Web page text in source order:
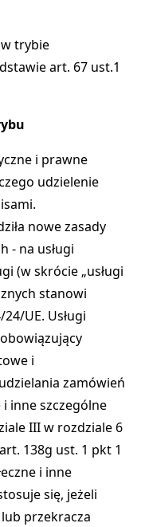
trybie
art. 67 ust.1
i prawne
udzielenie
nowe zasady
- na usługi
(w skrócie „usługi
stanowi
UE. Usługi
i
zamówień
i inne szczególne
III w rozdziale 6
138g ust. 1 pkt 1
i inne
się, jeżeli
przekracza